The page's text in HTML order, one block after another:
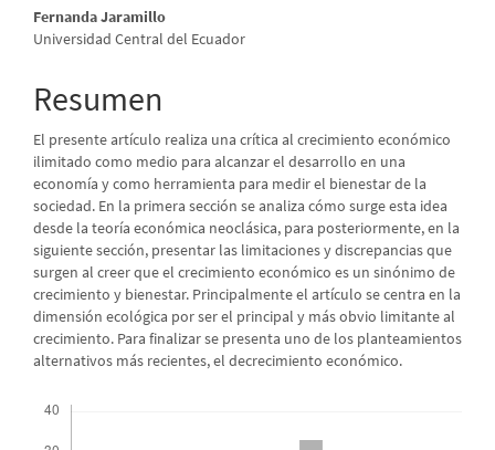
Contenido
principal
del
artículo
Fernanda Jaramillo
Universidad Central del Ecuador
Resumen
El presente artículo realiza una crítica al crecimiento económico
ilimitado como medio para alcanzar el desarrollo en una
economía y como herramienta para medir el bienestar de la
sociedad. En la primera sección se analiza cómo surge esta idea
desde la teoría económica neoclásica, para posteriormente, en la
siguiente sección, presentar las limitaciones y discrepancias que
surgen al creer que el crecimiento económico es un sinónimo de
crecimiento y bienestar. Principalmente el artículo se centra en la
dimensión ecológica por ser el principal y más obvio limitante al
crecimiento. Para finalizar se presenta uno de los planteamientos
alternativos más recientes, el decrecimiento económico.